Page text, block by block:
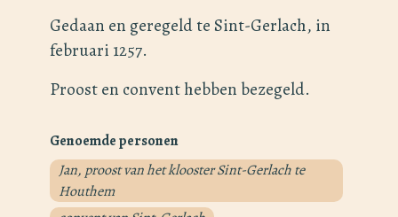
Gedaan en geregeld te Sint-Gerlach, in
februari 1257.
Proost en convent hebben bezegeld.
Genoemde personen
Jan, proost van het klooster Sint-Gerlach te
Houthem